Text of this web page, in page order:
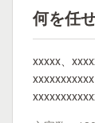
何を任
xxxxx、